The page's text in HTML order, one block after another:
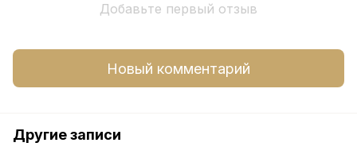
Добавьте первый отзыв
Новый комментарий
Другие записи